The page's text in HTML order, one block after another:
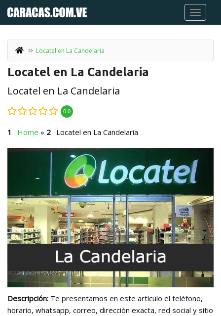
Locatel en La Candelaria
Locatel en La Candelaria
Locatel en La Candelaria
0.0
Home » Locatel en La Candelaria
Descripción: Te presentamos en este artículo el teléfono,
horario, whatsapp, correo, dirección exacta, red social y sitio